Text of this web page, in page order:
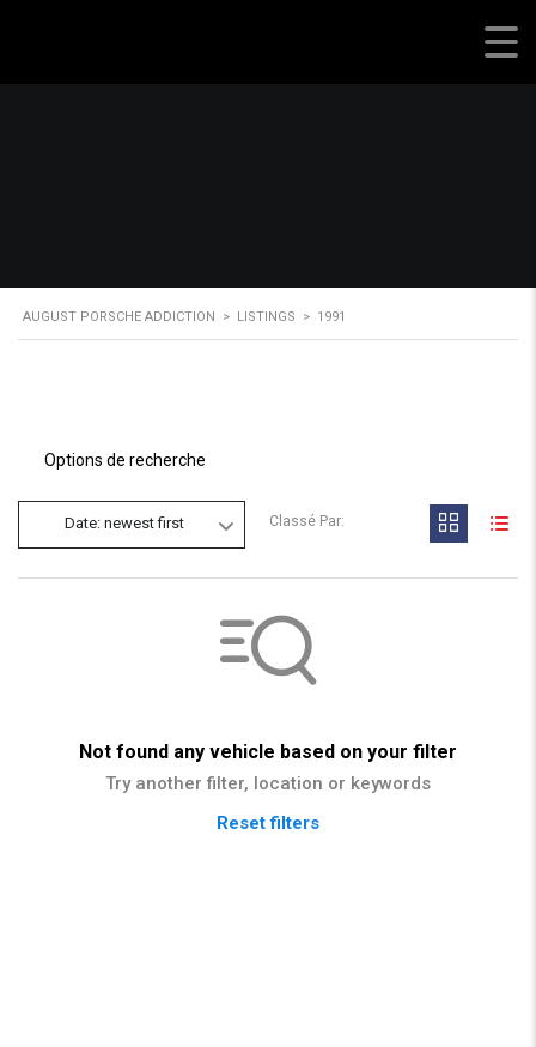
AUGUST PORSCHE ADDICTION > LISTINGS > 1991
Options de recherche
Classé Par:
Date: newest first
Not found any vehicle based on your filter
Try another filter, location or keywords
Reset filters